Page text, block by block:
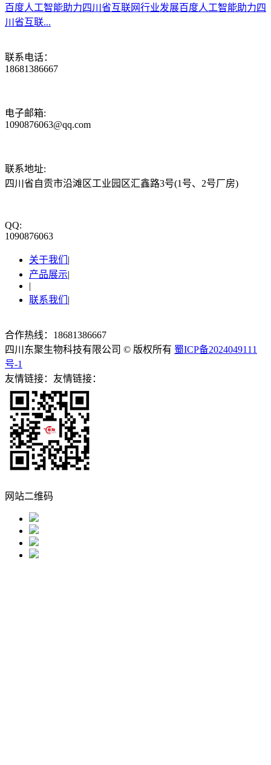
百度人工智能助力四川省互联网行业发展百度人工智能助力四
川省互联...
联系电话：
18681386667
电子邮箱:
1090876063@qq.com
联系地址:
四川省自贡市沿滩区工业园区汇鑫路3号(1号、2号厂房)
QQ:
1090876063
关于我们 |
产品展示|
|
联系我们 |
合作热线：18681386667
四川东聚生物科技有限公司 © 版权所有 蜀ICP备2024049111
号-1
友情链接：友情链接：
网站二维码